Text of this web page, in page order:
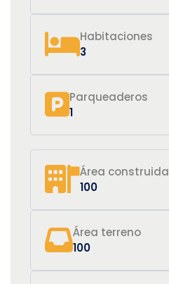
Habitaciones
3
Parqueaderos
1
Área construida
100
Área terreno
100